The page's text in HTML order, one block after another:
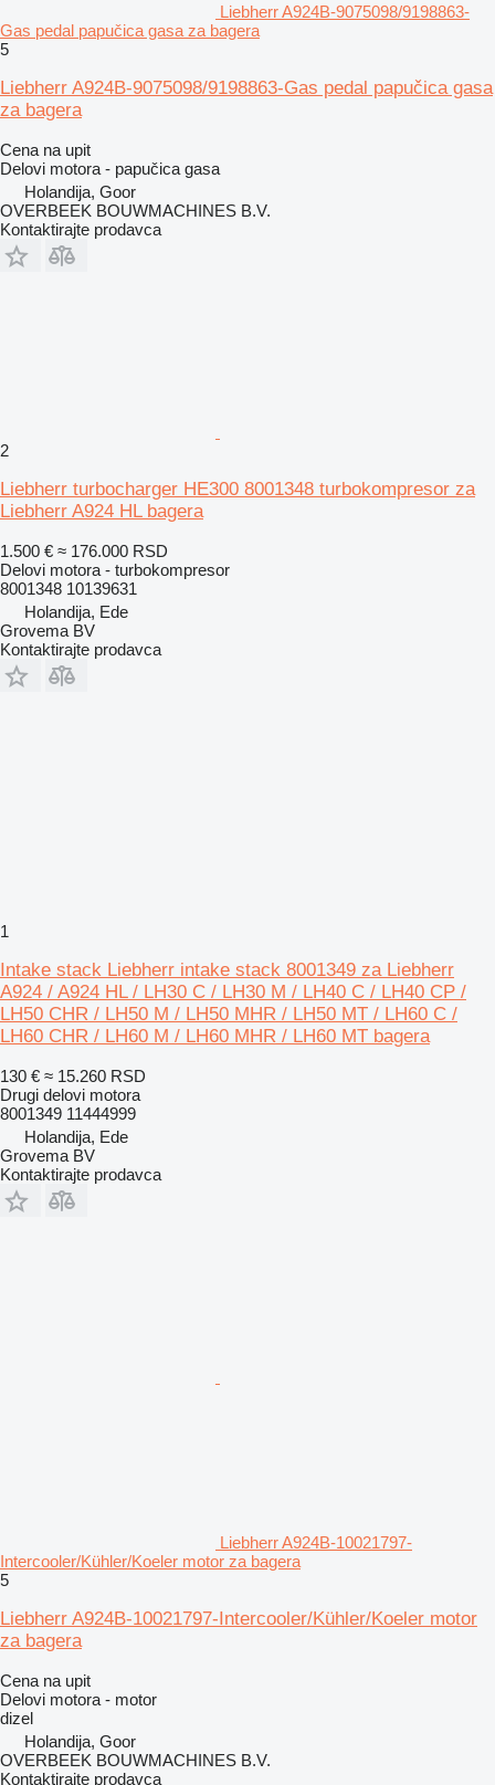
Liebherr A924B-9075098/9198863-
Gas pedal papučica gasa za bagera
5
Liebherr A924B-9075098/9198863-Gas pedal papučica gasa
za bagera
Cena na upit
Delovi motora - papučica gasa
Holandija, Goor
OVERBEEK BOUWMACHINES B.V.
Kontaktirajte prodavca
2
Liebherr turbocharger HE300 8001348 turbokompresor za
Liebherr A924 HL bagera
1.500 € ≈ 176.000 RSD
Delovi motora - turbokompresor
8001348 10139631
Holandija, Ede
Grovema BV
Kontaktirajte prodavca
1
Intake stack Liebherr intake stack 8001349 za Liebherr
A924 / A924 HL / LH30 C / LH30 M / LH40 C / LH40 CP /
LH50 CHR / LH50 M / LH50 MHR / LH50 MT / LH60 C /
LH60 CHR / LH60 M / LH60 MHR / LH60 MT bagera
130 € ≈ 15.260 RSD
Drugi delovi motora
8001349 11444999
Holandija, Ede
Grovema BV
Kontaktirajte prodavca
Liebherr A924B-10021797-
Intercooler/Kühler/Koeler motor za bagera
5
Liebherr A924B-10021797-Intercooler/Kühler/Koeler motor
za bagera
Cena na upit
Delovi motora - motor
dizel
Holandija, Goor
OVERBEEK BOUWMACHINES B.V.
Kontaktirajte prodavca